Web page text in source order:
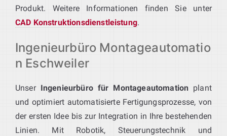
Produkt. Weitere Informationen finden Sie unter
CAD Konstruktionsdienstleistung.
Ingenieurbüro Montageautomatio
n Eschweiler
Unser Ingenieurbüro für Montageautomation plant
und optimiert automatisierte Fertigungsprozesse, von
der ersten Idee bis zur Integration in Ihre bestehenden
Linien. Mit Robotik, Steuerungstechnik und